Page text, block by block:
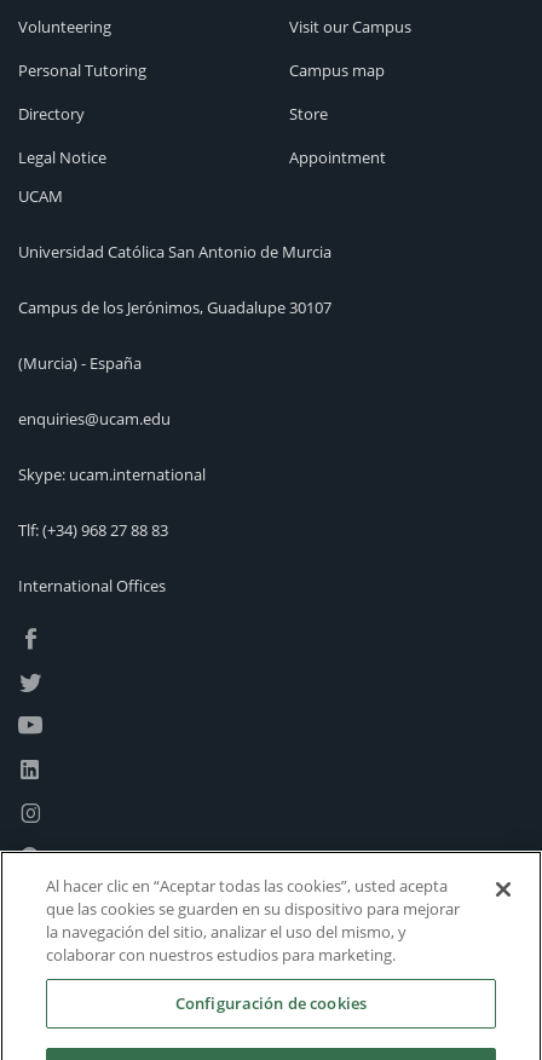
Volunteering
Personal Tutoring
Directory
Legal Notice
Visit our Campus
Campus map
Store
Appointment
UCAM
Universidad Católica San Antonio de Murcia
Campus de los Jerónimos, Guadalupe 30107
(Murcia) - España
enquiries@ucam.edu
Skype: ucam.international
Tlf:(+34) 968 27 88 83
International Offices
Al hacer clic en “Aceptar todas las cookies”, usted acepta
que las cookies se guarden en su dispositivo para mejorar
la navegación del sitio, analizar el uso del mismo, y
colaborar con nuestros estudios para marketing.
Configuración de cookies